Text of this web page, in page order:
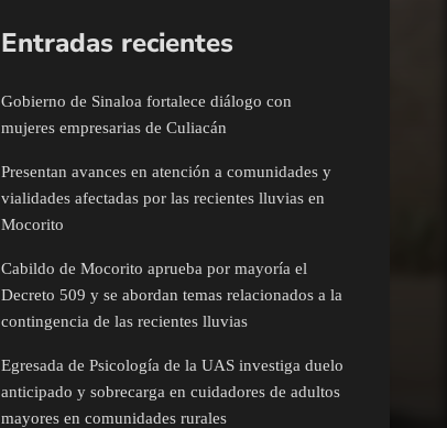
Entradas recientes
Gobierno de Sinaloa fortalece diálogo con
mujeres empresarias de Culiacán
Presentan avances en atención a comunidades y
vialidades afectadas por las recientes lluvias en
Mocorito
Cabildo de Mocorito aprueba por mayoría el
Decreto 509 y se abordan temas relacionados a la
contingencia de las recientes lluvias
Egresada de Psicología de la UAS investiga duelo
anticipado y sobrecarga en cuidadores de adultos
mayores en comunidades rurales